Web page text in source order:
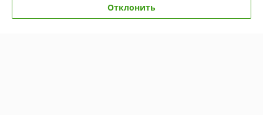
График работы
Отклонить